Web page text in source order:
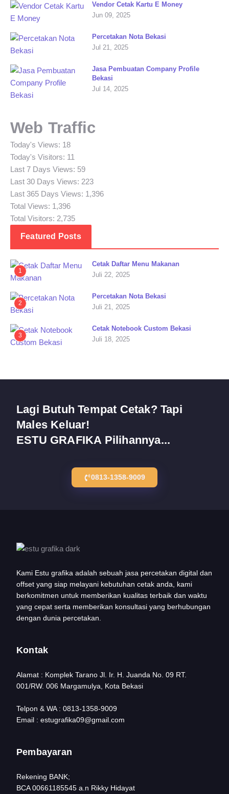
Vendor Cetak Kartu E Money
Jun 09, 2025
Percetakan Nota Bekasi
Jul 21, 2025
Jasa Pembuatan Company Profile
Bekasi
Jul 14, 2025
Web Traffic
Today's Views: 18
Today's Visitors: 11
Last 7 Days Views: 59
Last 30 Days Views: 223
Last 365 Days Views: 1,396
Total Views: 1,396
Total Visitors: 2,735
Featured Posts
1
Cetak Daftar Menu Makanan
Juli 22, 2025
2
Percetakan Nota Bekasi
Juli 21, 2025
3
Cetak Notebook Custom Bekasi
Juli 18, 2025
Lagi Butuh Tempat Cetak? Tapi
Males Keluar!
ESTU GRAFIKA Pilihannya...
0813-1358-9009
Kami Estu grafika adalah sebuah jasa percetakan digital dan
offset yang siap melayani kebutuhan cetak anda, kami
berkomitmen untuk memberikan kualitas terbaik dan waktu
yang cepat serta memberikan konsultasi yang berhubungan
dengan dunia percetakan.
Kontak
Alamat : Komplek Tarano Jl. Ir. H. Juanda No. 09 RT.
001/RW. 006 Margamulya, Kota Bekasi
Telpon & WA : 0813-1358-9009
Email : estugrafika09@gmail.com
Pembayaran
Rekening BANK;
BCA 00661185545 a.n Rikky Hidayat